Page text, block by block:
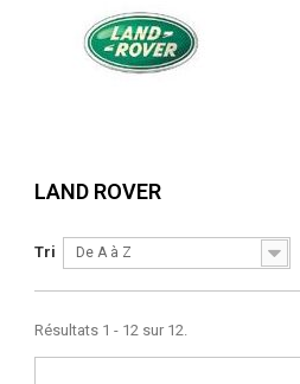
LAND ROVER
Tri De A à Z
Résultats 1 - 12 sur 12.